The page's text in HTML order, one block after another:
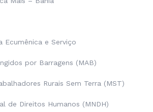
Ecumênica e Serviço
por Barragens (MAB)
Rurais Sem Terra (MST)
de Direitos Humanos (MNDH)